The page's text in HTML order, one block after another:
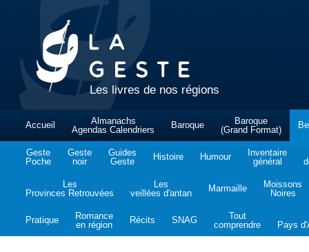
Les livres de nos régions
Accueil
Almanachs
Agendas Calendriers
Baroque
Baroque
(Grand Format)
Geste
Poche
Geste
noir
Guides
Geste
Histoire Humour
Inventaire
général
Les
Provinces Retrouvées
Les
veillées d'antan
Marmaille
Moissons
Noires
Pratique
Romance
en région
Récits SNAG
Tout
comprendre
Pays